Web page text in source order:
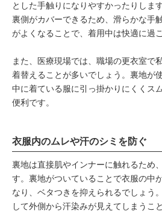
とした手触りになりやすかったりしま
裏側がカバーできるため、滑らかな手
がよくなることで、着用中は快適に過
また、医療現場では、職場の更衣室で
着替えることが多いでしょう。裏地が
中に着ている服に引っ掛かりにくくス
便利です。
衣服内のムレや汗のシミを防ぐ
裏地は直接肌やインナーに触れるため
す。裏地がついていることで衣服の中
なり、ベタつきを抑えられるでしょう
して外側から汗染みが見えてしまうこ